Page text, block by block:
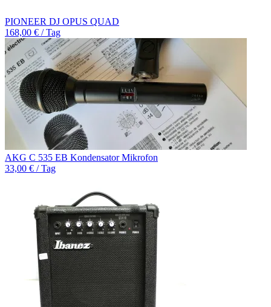
PIONEER DJ OPUS QUAD
168,00 € / Tag
AKG C 535 EB Kondensator Mikrofon
33,00 € / Tag